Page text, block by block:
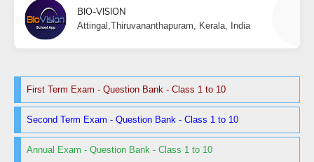
BIO-VISION
Attingal,Thiruvananthapuram, Kerala, India
First Term Exam - Question Bank - Class 1 to 10
Second Term Exam - Question Bank - Class 1 to 10
Annual Exam - Question Bank - Class 1 to 10